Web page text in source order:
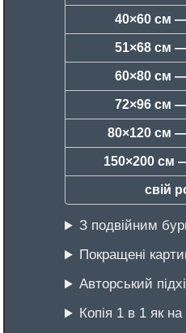
40×60 см
51×68 см
60×80 см
72×96 см
80×120 см
150×200 см
свій
З подвійним
Покращені
Авторський
Копія 1 в 1 як